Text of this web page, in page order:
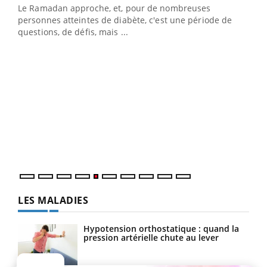
Le Ramadan approche, et, pour de nombreuses
personnes atteintes de diabète, c'est une période de
questions, de défis, mais ...
Un établissement lié à un groupe mutualiste innove en
matière de bilan de santé : l'utilisation d'un « jumeau
LES MALADIES
Hypotension orthostatique : quand la
pression artérielle chute au lever